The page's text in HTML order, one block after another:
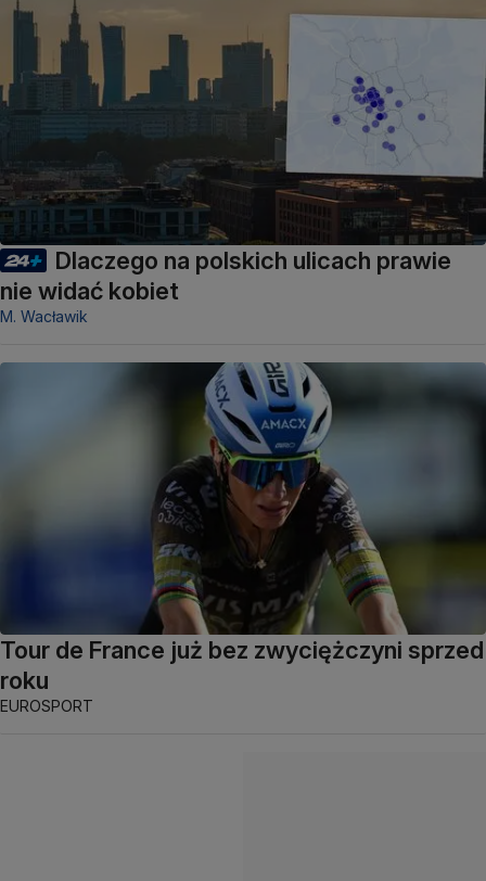
Dlaczego na polskich ulicach prawie
nie widać kobiet
M. Wacławik
Tour de France już bez zwyciężczyni sprzed
roku
EUROSPORT